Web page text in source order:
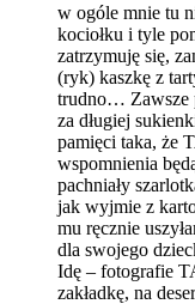
w ogóle mnie tu
kociołku i tyle
zatrzymuję się,
(ryk) kaszkę z
trudno… Zawsze
za długiej
pamięci taka, że
wspomnienia
pachniały
jak wyjmie z
mu ręcznie
dla swojego
Idę – fotografie
zakładkę, na